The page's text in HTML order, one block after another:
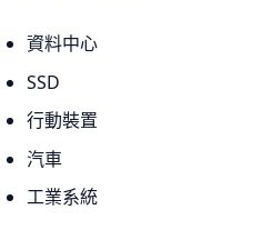
資料中心
SSD
行動裝置
汽車
工業系統